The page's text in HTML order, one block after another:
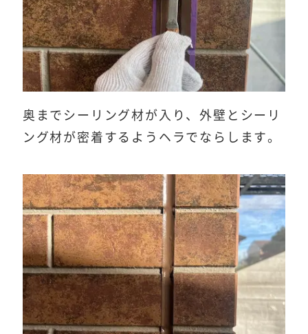
奥までシーリング材が入り、外壁とシーリ
ング材が密着するようヘラでならします。